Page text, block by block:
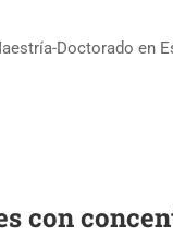
Doctorado en
con